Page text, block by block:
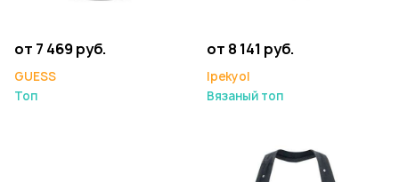
от 7 469 руб.
GUESS
Топ
от 8 141 руб.
Ipekyol
Вязаный топ